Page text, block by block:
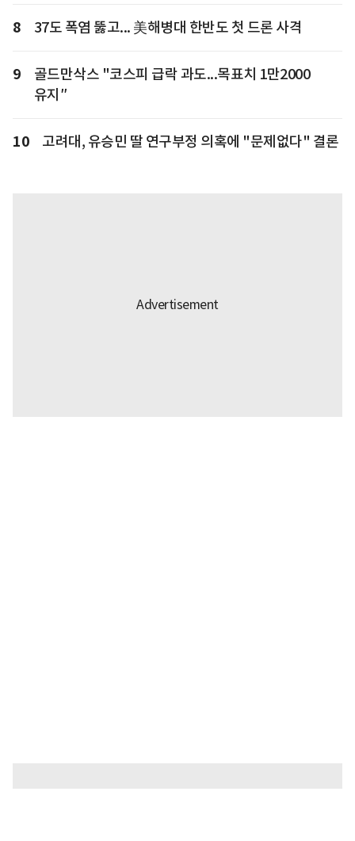
8 37도 폭염 뚫고... 美해병대 한반도 첫 드론 사격
9
골드만삭스 "코스피 급락 과도...목표치 1만2000
유지″
10 고려대, 유승민 딸 연구부정 의혹에 "문제없다" 결론